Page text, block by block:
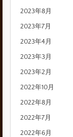
2023年8月
2023年7月
2023年4月
2023年3月
2023年2月
2022年10月
2022年8月
2022年7月
2022年6月